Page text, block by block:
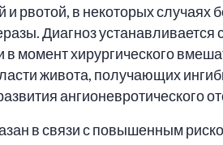
и рвотой, в некоторых
Диагноз
момент хирургического
живота, получающих
ангионевротического
в связи с повышенным